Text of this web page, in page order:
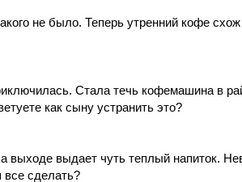
не было. Теперь утренний кофе схож
Стала течь кофемашина в
как сыну устранить это?
выдает чуть теплый напиток.
все сделать?